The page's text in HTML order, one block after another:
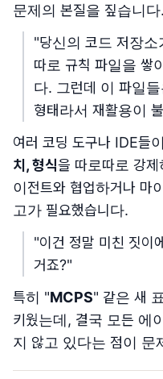
문제의 본질을 짚습니다.
"당신의 코드 저장
따로 규칙 파일을 쌓
다. 그런데 이 파일
형태라서 재활용이
여러 코딩 도구나 IDE들이
치, 형식을 따로따로 강제
이전트와 협업하거나 마
고가 필요했습니다.
"이건 정말 미친 짓이
거죠?"
특히 "MCPS" 같은 새
키웠는데, 결국 모든 에
지 않고 있다는 점이 문